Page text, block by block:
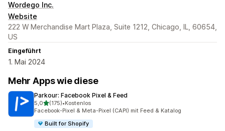
Wordego Inc.
Website
222 W Merchandise Mart Plaza, Suite 1212, Chicago, IL, 60654,
US
Eingeführt
1. Mai 2024
Mehr Apps wie diese
Parkour: Facebook Pixel & Feed
5,0von 5 Sternen
(175)
175 Rezensionen insgesamt
•Kostenlos
Facebook-Pixel & Meta-Pixel (CAPI) mit Feed & Katalog
Built for Shopify